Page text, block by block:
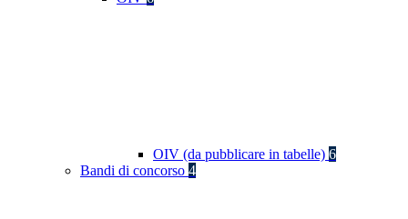
OIV (da pubblicare in tabelle) 6
Bandi di concorso 4